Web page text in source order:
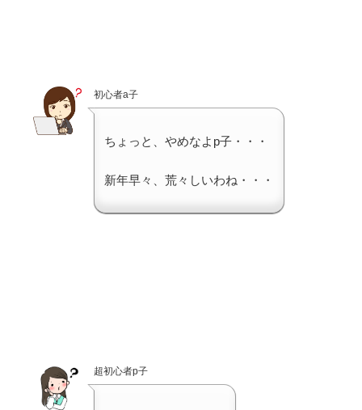
初心者a子
ちょっと、やめなよp子・・・
新年早々、荒々しいわね・・・
超初心者p子